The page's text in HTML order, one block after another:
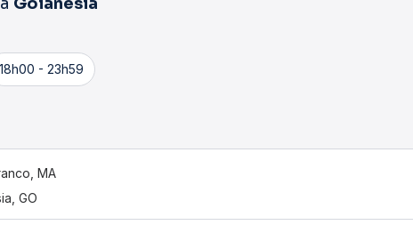
18h00 - 23h59
MA
GO